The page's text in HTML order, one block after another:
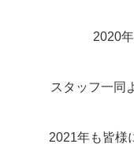
2020
スタッフ一同
2021年も皆様